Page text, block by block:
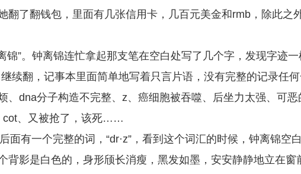
翻了翻钱包，里面有几张信用卡，几百元美金和rmb，除此之
锦”。钟离锦连忙拿起那支笔在空白处写了几个字，发现字迹一
续翻，记事本里面简单地写着只言片语，没有完整的记录任
、dna分子构造不完整、z、癌细胞被吞噬、后坐力太强、可
、又被抢了，该死……
面有一个完整的词，“dr·z”，看到这个词汇的时候，钟离锦空
背影是白色的，身形颀长消瘦，黑发如墨，安安静静地立在窗